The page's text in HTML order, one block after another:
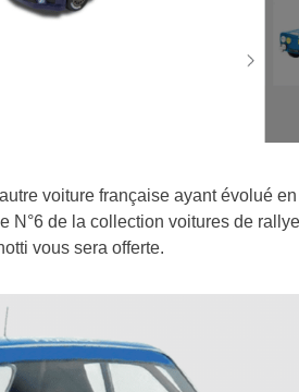
voiture française ayant évolué
N°6 de la collection voitures de
vous sera offerte.